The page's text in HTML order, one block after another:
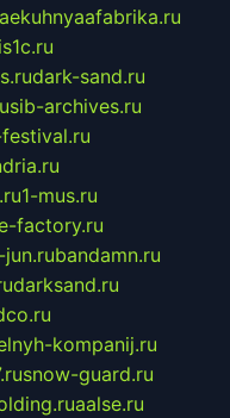
dark-sand.ru
sib-archives.ru
1-mus.ru
factory.ru
bandamn.ru
darksand.ru
kompanij.ru
snow-guard.ru
aalse.ru